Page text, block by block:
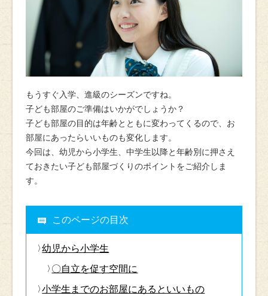
もうすぐ入学、進級のシーズンですね。
子ども部屋のご準備はいかがでしょうか？
子ども部屋の目的は年齢とともに変わってくるので、お
部屋にあったらいいものも変化します。
今回は、幼児から小学生、中学生以降と年齢別に押さえ
ておきたい子ども部屋づくりのポイントをご紹介しま
す。
このページの目次
幼児から小学生
〇自立を促す空間に
小学生までのお部屋にあるといいもの